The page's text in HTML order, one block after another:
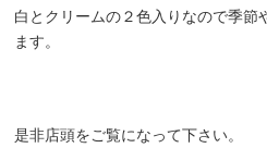
白とクリームの２色入りなので季節
ます。
是非店頭をご覧になって下さい。